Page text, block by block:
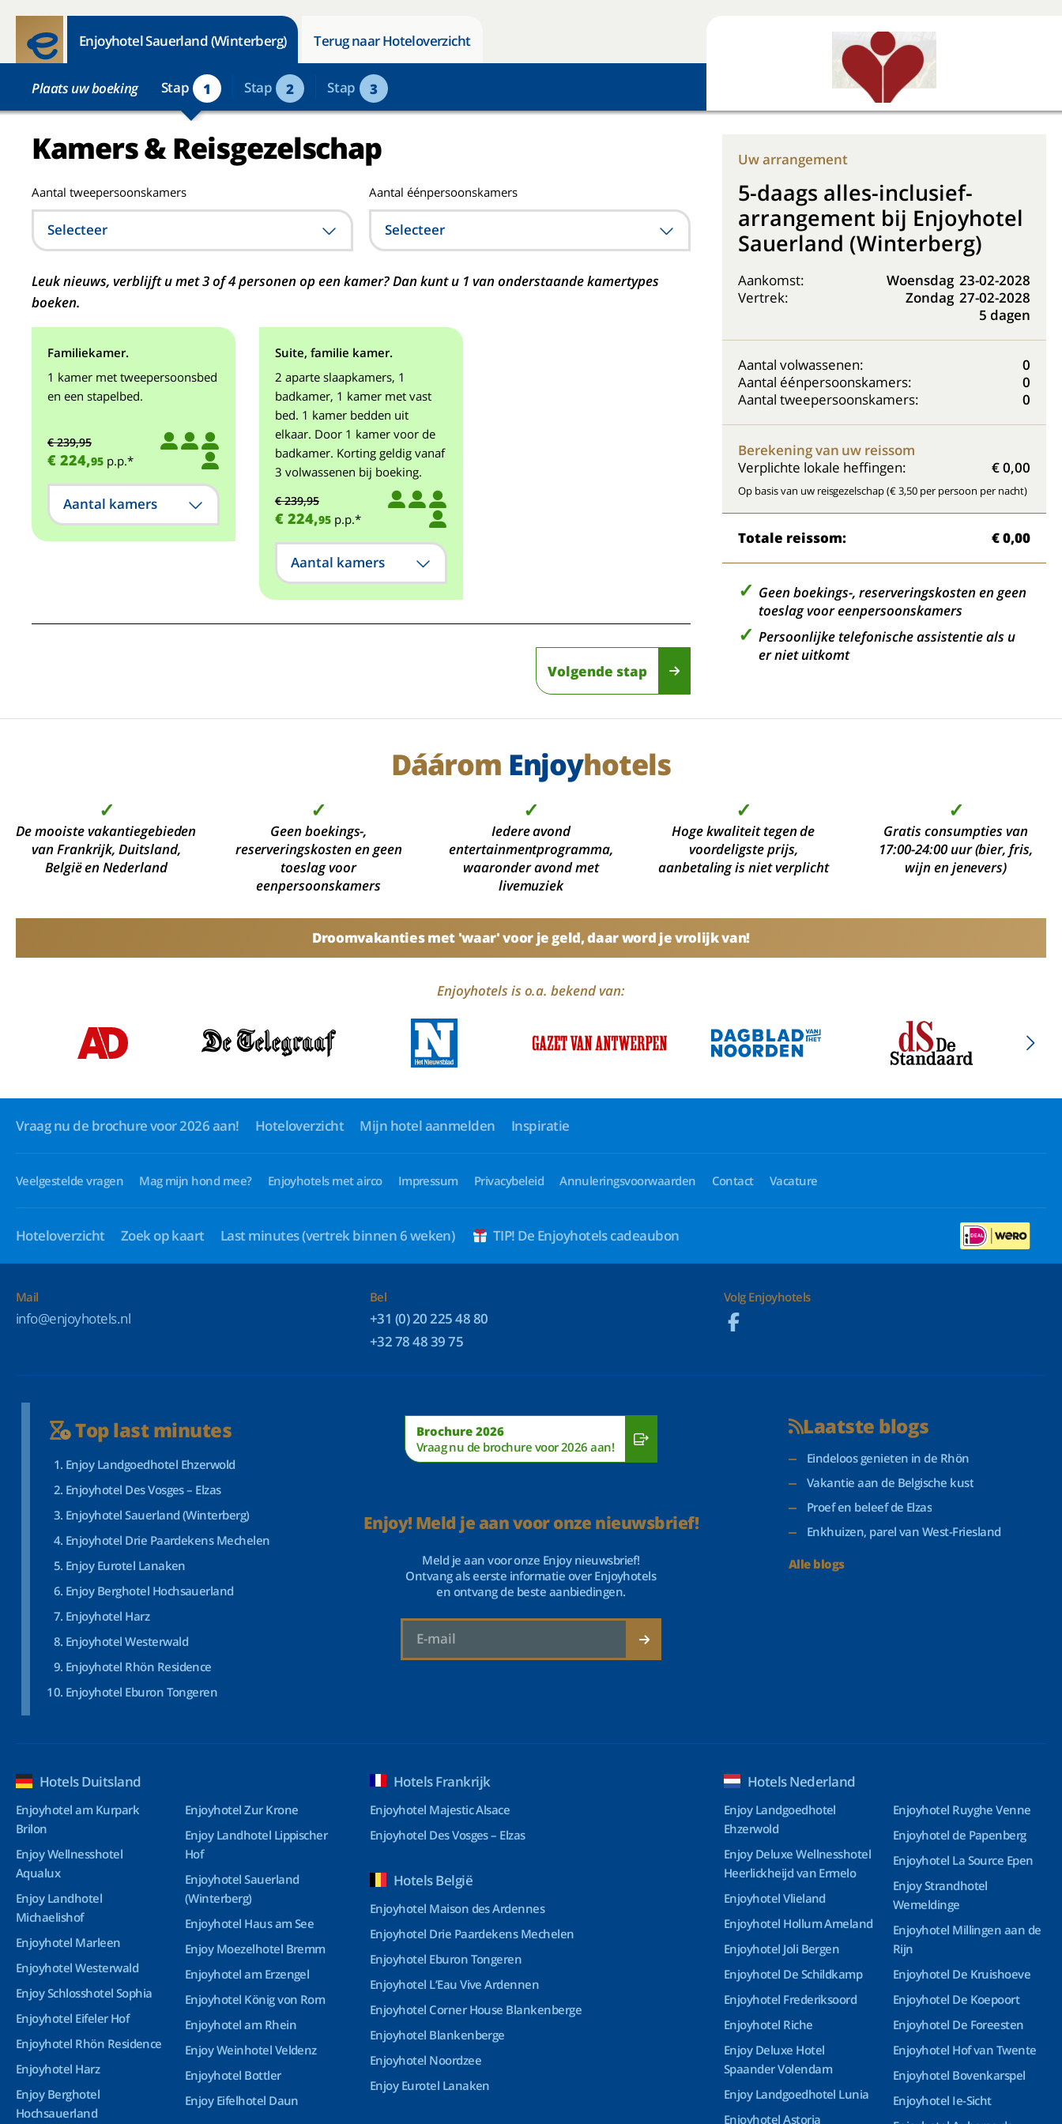
+31 (0) 20 225 48 80
Enjoyhotel Sauerland (Winterberg) Terug naar Hoteloverzicht
Plaats uw boeking Stap 1 Stap 2 Stap 3
Kamers & Reisgezelschap
Aantal tweepersoonskamers
Selecteer
Aantal éénpersoonskamers
Selecteer
Leuk nieuws, verblijft u met 3 of 4 personen op een kamer? Dan kunt u 1 van onderstaande kamertypes
boeken.
Familiekamer.
1 kamer met tweepersoonsbed
en een stapelbed.
€ 239,95
€ 224,95 p.p.*
Aantal kamers
Suite, familie kamer.
2 aparte slaapkamers, 1
badkamer, 1 kamer met vast
bed. 1 kamer bedden uit
elkaar. Door 1 kamer voor de
badkamer. Korting geldig vanaf
3 volwassenen bij boeking.
€ 239,95
€ 224,95p.p.*
Aantal kamers
Volgende stap
Uw arrangement
5-daags alles-inclusief-
arrangement bij Enjoyhotel
Sauerland (Winterberg)
Aankomst: Woensdag 23-02-2028
Vertrek:
Zondag 27-02-2028
5 dagen
Aantal volwassenen:
0
Aantal éénpersoonskamers:
0
Aantal tweepersoonskamers:
0
Berekening van uw reissom
Verplichte lokale heffingen:
€ 0,00
Op basis van uw reisgezelschap (€ 3,50 per persoon per nacht)
Totale reissom: € 0,00
Geen boekings-, reserveringskosten en geen
toeslag voor eenpersoonskamers
Persoonlijke telefonische assistentie als u
er niet uitkomt
Dáárom Enjoyhotels
✓
De mooiste vakantiegebieden
van Frankrijk, Duitsland,
België en Nederland
✓
Geen boekings-,
reserveringskosten en geen
toeslag voor
eenpersoonskamers
✓
Iedere avond
entertainmentprogramma,
waaronder avond met
livemuziek
✓
Hoge kwaliteit tegen de
voordeligste prijs,
aanbetaling is niet verplicht
✓
Gratis consumpties van
17:00-24:00 uur (bier, fris,
wijn en jenevers)
Droomvakanties met 'waar' voor je geld, daar word je vrolijk van!
Enjoyhotels is o.a. bekend van:
Vraag nu de brochure voor 2026 aan! Hoteloverzicht Mijn hotel aanmelden Inspiratie
Veelgestelde vragen Mag mijn hond mee? Enjoyhotels met airco Impressum Privacybeleid Annuleringsvoorwaarden Contact Vacature
Hoteloverzicht Zoek op kaart Last minutes(vertrek binnen 6 weken) TIP! De Enjoyhotels cadeaubon
Mail
info@enjoyhotels.nl
Bel
+31 (0) 20 225 48 80
+32 78 48 39 75
Volg Enjoyhotels
Top last minutes
Enjoy Landgoedhotel Ehzerwold
Enjoyhotel Des Vosges – Elzas
Enjoyhotel Sauerland (Winterberg)
Enjoyhotel Drie Paardekens Mechelen
Enjoy Eurotel Lanaken
Enjoy Berghotel Hochsauerland
Enjoyhotel Harz
Enjoyhotel Westerwald
Enjoyhotel Rhön Residence
Enjoyhotel Eburon Tongeren
Brochure 2026
Vraag nu de brochure voor 2026 aan!
Enjoy! Meld je aan voor onze nieuwsbrief!
Meld je aan voor onze Enjoy nieuwsbrief!
Ontvang als eerste informatie over Enjoyhotels
en ontvang de beste aanbiedingen.
Laatste blogs
Eindeloos genieten in de Rhön
Vakantie aan de Belgische kust
Proef en beleef de Elzas
Enkhuizen, parel van West-Friesland
Alle blogs
Hotels Duitsland
Enjoyhotel am Kurpark
Brilon
Enjoy Wellnesshotel
Aqualux
Enjoy Landhotel
Michaelishof
Enjoyhotel Marleen
Enjoyhotel Westerwald
Enjoy Schlosshotel Sophia
Enjoyhotel Eifeler Hof
Enjoyhotel Rhön Residence
Enjoyhotel Harz
Enjoy Berghotel
Hochsauerland
Enjoyhotel Zur Krone
Enjoy Landhotel Lippischer
Hof
Enjoyhotel Sauerland
(Winterberg)
Enjoyhotel Haus am See
Enjoy Moezelhotel Bremm
Enjoyhotel am Erzengel
Enjoyhotel König von Rom
Enjoyhotel am Rhein
Enjoy Weinhotel Veldenz
Enjoyhotel Bottler
Enjoy Eifelhotel Daun
Hotels Frankrijk
Enjoyhotel Majestic Alsace
Enjoyhotel Des Vosges – Elzas
Hotels België
Enjoyhotel Maison des Ardennes
Enjoyhotel Drie Paardekens Mechelen
Enjoyhotel Eburon Tongeren
Enjoyhotel L’Eau Vive Ardennen
Enjoyhotel Corner House Blankenberge
Enjoyhotel Blankenberge
Enjoyhotel Noordzee
Enjoy Eurotel Lanaken
Hotels Nederland
Enjoy Landgoedhotel
Ehzerwold
Enjoy Deluxe Wellnesshotel
Heerlickheijd van Ermelo
Enjoyhotel Vlieland
Enjoyhotel Hollum Ameland
Enjoyhotel Joli Bergen
Enjoyhotel De Schildkamp
Enjoyhotel Frederiksoord
Enjoyhotel Riche
Enjoy Deluxe Hotel
Spaander Volendam
Enjoy Landgoedhotel Lunia
Enjoyhotel Astoria
Enjoyhotel Ruyghe Venne
Enjoyhotel de Papenberg
Enjoyhotel La Source Epen
Enjoy Strandhotel
Wemeldinge
Enjoyhotel Millingen aan de
Rijn
Enjoyhotel De Kruishoeve
Enjoyhotel De Koepoort
Enjoyhotel De Foreesten
Enjoyhotel Hof van Twente
Enjoyhotel Bovenkarspel
Enjoyhotel Ie-Sicht